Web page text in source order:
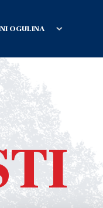
OGULINA